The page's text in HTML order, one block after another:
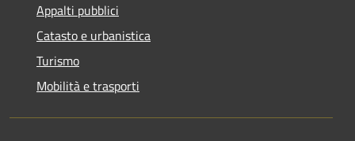
Appalti pubblici
Catasto e urbanistica
Turismo
Mobilità e trasporti